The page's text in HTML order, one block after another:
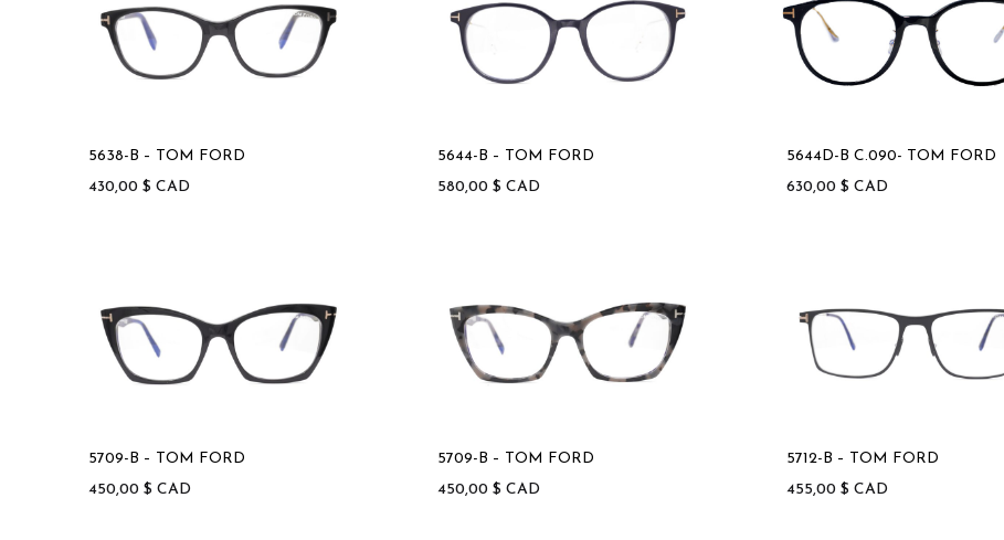
5638-B – TOM FORD
430,00 $ CAD
5644-B – TOM FORD
580,00 $ CAD
5644D-B C.090- TOM FORD
630,00 $ CAD
5709-B – TOM FORD
450,00 $ CAD
5709-B – TOM FORD
450,00 $ CAD
5712-B – TOM FORD
455,00 $ CAD